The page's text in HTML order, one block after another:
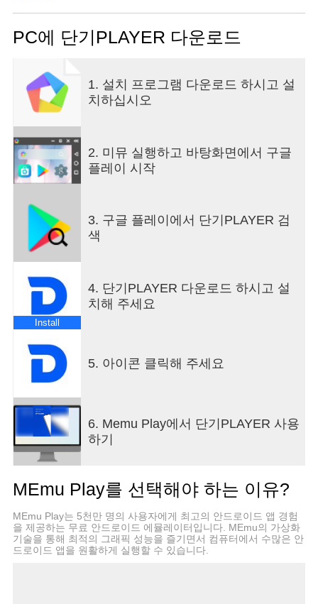
랜드'의 강의 수강이 가능합니다.[주요 기능]1. 내 강
의실- 내 강의실에서 구매 후 수강신청한 모든 단기
게 검색하고 담아 수강할 수 있어요.2. 강의 리스트-
다운로드 혹은 스트리밍으로 재생 방식을 선택 가능
합니다.- 여러 개의 강의를 한 번에 여러 개 선택하여
다운로드 가능합니다.- 다운로드 중에도 스트리밍으
로 강의 재생 가능합니다.3. 다운로드 함- 다운로드
된 강의는 '다운로드 함'에서 재생할 수 있답니다.- 네
트워크 환경에 상관없이 어느 곳에서나 보관된 강의
면에서나 쉽고 빠르게 확인 가능해요.4. 재생 화면-
북마크/구간반복/배속설정 등의 풍부한 기능으로 보
다 학습에 최적화된 강의를 시청하세요.- 배속 기능 :
0.5부터 4.0 구간까지의 배속 기능을 지원합니다.-
질로 재생해보세요. 혹은 설정에서 하드웨어 가속
기능을 켜거나 꺼보세요.- 구간 반복 : 특정 구간만
반복 재생할 수 있어요.- 북마크 : 강의 내용 중 기억
하고 싶은 부분을 북마크 해보세요. 이 후 강의 재생
시 확인 가능합니다.- 화면 회전 : 화면 회전 버튼을
누르면 3가지 방향으로 한 번씩 회전됩니다.- 영상
10초간 앞/뒤 이동 : 화면의 앞/뒤 10초 버튼을 누르
이프 하면 동작됩니다.- 음성 크기 조절 : 화면의 오
른쪽 영역에서 위나 아래로 드레그 하면 음성 크기
를 조절할 수 있습니다.- 영상 재생/정지 : 화면 더블
탭으로 영상을 재생하고 정지할 수 있습니다.5. 고객
있다면 각 단기의 고객센터로 1:1문의가 가능합니
다.[서비스 이용 시, 참고 사항]※ 다운로드 한 강의
는, 다운받은 시점부터 7일 전까지 재생 가능합니다.
이후 갱신을 원한다면, 해당 영상을 재생 시켜주세
요. 네트워크가 연결된 곳에서는 갱신이 되어 자동
PC에 단기PLAYER 다운로드
1. 설치 프로그램 다운로드 하시고 설
치하십시오
2. 미뮤 실행하고 바탕화면에서 구글
플레이 시작
3. 구글 플레이에서 단기PLAYER 검
색
Install
4. 단기PLAYER 다운로드 하시고 설
치해 주세요
5. 아이콘 클릭해 주세요
6. Memu Play에서 단기PLAYER 사용
하기
MEmu Play를 선택해야 하는 이유?
MEmu Play는 5천만 명의 사용자에게 최고의 안드로이드 앱 경험
을 제공하는 무료 안드로이드 에뮬레이터입니다. MEmu의 가상화
기술을 통해 최적의 그래픽 성능을 즐기면서 컴퓨터에서 수많은 안
드로이드 앱을 원활하게 실행할 수 있습니다.